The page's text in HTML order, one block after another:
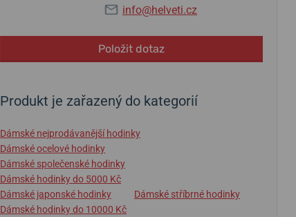
info@helveti.cz
Položit dotaz
Produkt je zařazený do kategorií
Dámské nejprodávanější hodinky
Dámské ocelové hodinky
Dámské společenské hodinky
Dámské hodinky do 5000 Kč
Dámské japonské hodinky
Dámské stříbrné hodinky
Dámské hodinky do 10000 Kč